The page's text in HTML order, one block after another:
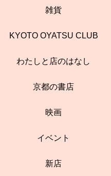
雑貨
KYOTO OYATSU CLUB
わたしと店のはなし
京都の書店
映画
イベント
新店